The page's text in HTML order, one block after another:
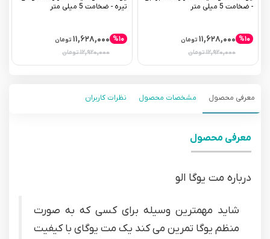
- ضخامت 5 میلی متر
۱۱,۶۲۸,۰۰۰ تومان
۱۲,۹۲۰,۰۰۰تومان
%۱۰
تیره - ضخامت 5 میلی متر
۱۱,۶۲۸,۰۰۰ تومان
۱۲,۹۲۰,۰۰۰تومان
%۱۰
معرفی محصول مشخصات محصول نظرات کاربران
معرفی محصول
درباره مت یوگا الو
شاید مهمترین وسیله برای کسی که به صورت
منظم یوگا تمرین می کند یک مت یوگای با کیفیت